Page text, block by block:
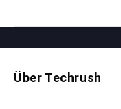
Über Techrush